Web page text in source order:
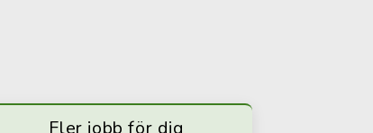
Fler jobb för dig